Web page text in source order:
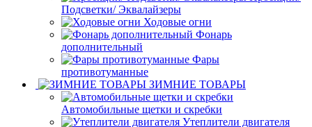
Подсветки/ Эквалайзеры
Ходовые огни
Фонарь
дополнительный
Фары
противотуманные
ЗИМНИЕ ТОВАРЫ
Автомобильные щетки и скребки
Утеплители двигателя